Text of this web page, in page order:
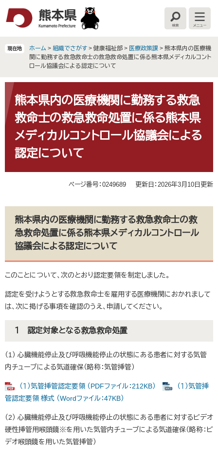
へ
検
索
メ
ニ
ー
現在地 ホーム > 組織でさがす > 健康福祉部 > 医療政策課 > 熊本県内の医療機
関に勤務する救急救命士の救急救命処置に係る熊本県メディカルコント
ロール協議会による認定について
文 熊本県内の医療機関に勤務する救急
救命士の救急救命処置に係る熊本県
メディカルコントロール協議会による
認定について
ページ番号：0249689 更新日：2026年3月10日更新
熊本県内の医療機関に勤務する救急救命士の救
急救命処置に係る熊本県メディカルコントロール
協議会による認定について
このことについて、次のとおり認定要領を制定しました。
認定を受けようとする救急救命士を雇用する医療機関におかれまして
は、次に掲げる事項を確認のうえ、申請してください。
１ 認定対象となる救急救命処置
（1） 心臓機能停止及び呼吸機能停止の状態にある患者に対する気管
内チューブによる気道確保（略称：気管挿管）
（１）気管挿管認定要領 （PDFファイル：212KB）
（１）気管挿
管認定要領 様式 （Wordファイル：47KB）
（2） 心臓機能停止及び呼吸機能停止の状態にある患者に対するビデオ
硬性挿管用喉頭鏡※を用いた気管内チューブによる気道確保（略称：ビ
デオ喉頭鏡を用いた気管挿管）